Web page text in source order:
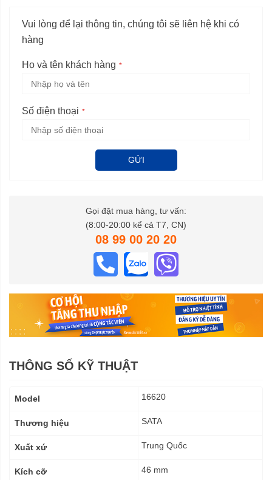
Vui lòng để lại thông tin, chúng tôi sẽ liên hệ khi có
hàng
Họ và tên khách hàng
Số điện thoại
GỬI
Gọi đặt mua hàng, tư vấn:
(8:00-20:00 kể cả T7, CN)
08 99 00 20 20
THÔNG SỐ KỸ THUẬT
kỹ
Model 16620
Thương hiệu SATA
Xuất xứ Trung Quốc
Kích cỡ 46 mm